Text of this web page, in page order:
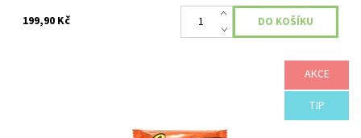
199,90 Kč
AKCE
TIP
Reese's košíčky z mléčné čokolády plněné arašídovým máslem